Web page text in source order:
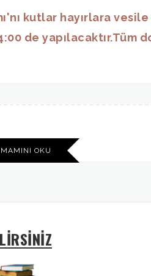
kutlar hayırlara
de yapılacaktır.Tüm
OKU